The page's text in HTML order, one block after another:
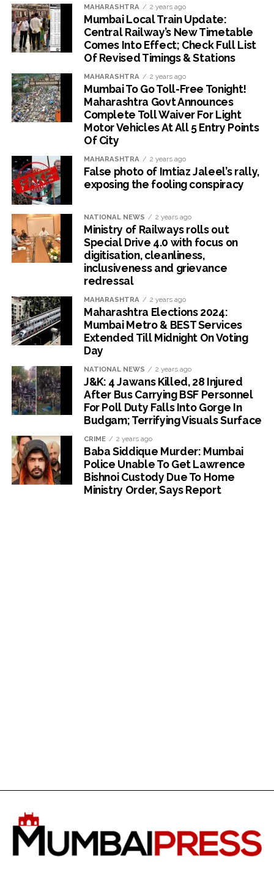
MAHARASHTRA 2 years ago
Mumbai Local Train Update:
Central Railway’s New Timetable
Comes Into Effect; Check Full List
Of Revised Timings & Stations
MAHARASHTRA 2 years ago
Mumbai To Go Toll-Free Tonight!
Maharashtra Govt Announces
Complete Toll Waiver For Light
Motor Vehicles At All 5 Entry Points
Of City
MAHARASHTRA 2 years ago
False photo of Imtiaz Jaleel’s rally,
exposing the fooling conspiracy
NATIONAL NEWS 2 years ago
Ministry of Railways rolls out
Special Drive 4.0 with focus on
digitisation, cleanliness,
inclusiveness and grievance
redressal
MAHARASHTRA 2 years ago
Maharashtra Elections 2024:
Mumbai Metro & BEST Services
Extended Till Midnight On Voting
Day
NATIONAL NEWS 2 years ago
J&K: 4 Jawans Killed, 28 Injured
After Bus Carrying BSF Personnel
For Poll Duty Falls Into Gorge In
Budgam; Terrifying Visuals Surface
CRIME 2 years ago
Baba Siddique Murder: Mumbai
Police Unable To Get Lawrence
Bishnoi Custody Due To Home
Ministry Order, Says Report